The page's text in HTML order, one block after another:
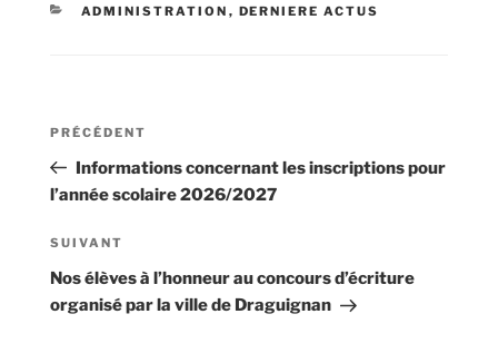
CATÉGORIES
ADMINISTRATION , DERNIERE ACTUS
Navigation
l’article
Article
précédent
PRÉCÉDENT
Informations concernant les inscriptions pour
l’année scolaire 2026/2027
Article
suivant
SUIVANT
Nos élèves à l’honneur au concours d’écriture
organisé par la ville de Draguignan